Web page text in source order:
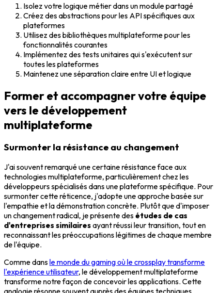
Isolez votre logique métier dans un module partagé
Créez des abstractions pour les API spécifiques aux
plateformes
Utilisez des bibliothèques multiplateforme pour les
fonctionnalités courantes
Implémentez des tests unitaires qui s'exécutent sur
toutes les plateformes
Maintenez une séparation claire entre UI et logique
Former et accompagner votre équipe
vers le développement
multiplateforme
Surmonter la résistance au changement
J'ai souvent remarqué une certaine résistance face aux
technologies multiplateforme, particulièrement chez les
développeurs spécialisés dans une plateforme spécifique. Pour
surmonter cette réticence, j'adopte une approche basée sur
l'empathie et la démonstration concrète. Plutôt que d'imposer
un changement radical, je présente des études de cas
d'entreprises similaires ayant réussi leur transition, tout en
reconnaissant les préoccupations légitimes de chaque membre
de l'équipe.
Comme dansle monde du gaming où le crossplay transforme
l'expérience utilisateur, le développement multiplateforme
transforme notre façon de concevoir les applications. Cette